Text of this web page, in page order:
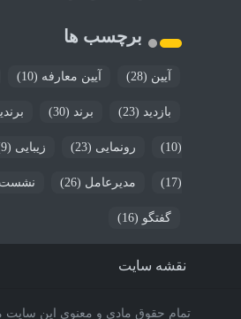
برچسب ها
آیین (28) آیین معارفه (10)
بازدید (23) برند (30)
(10) رونمایی (23) زیبایی (9)
(17) مدیرعامل (26) نشست
گفتگو (16)
نقشه سایت
تمام حقوق مادی و معنوی این سایت